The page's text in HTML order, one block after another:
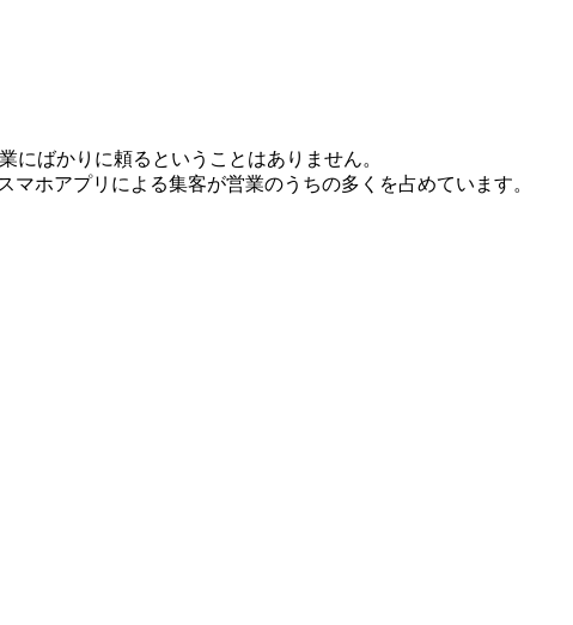
にばかりに頼るということはありません。
ホアプリによる集客が営業のうちの多くを占めています。